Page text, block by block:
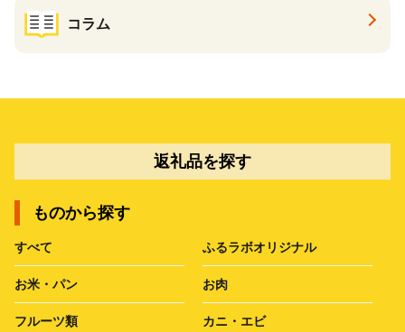
コラム
返礼品を探す
ものから探す
すべて ふるラボオリジナル
お米・パン お肉
フルーツ類 カニ・エビ